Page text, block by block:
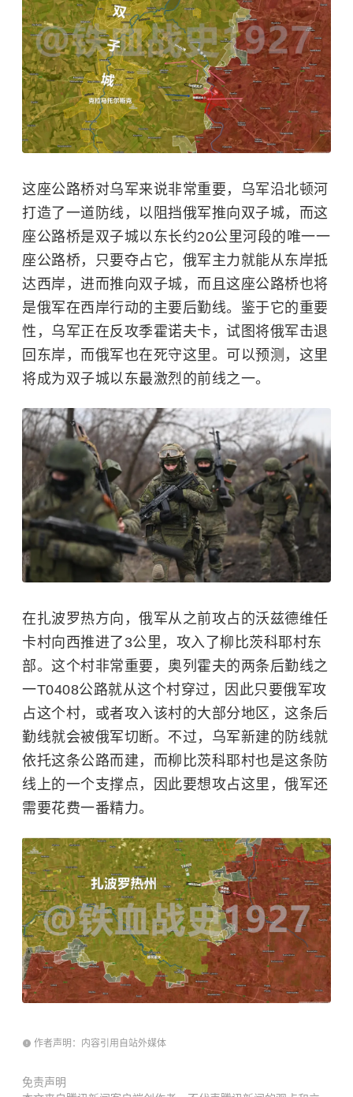
这座公路桥对乌军来说非常重要，乌军沿北顿河
打造了一道防线，以阻挡俄军推向双子城，而这
座公路桥是双子城以东长约20公里河段的唯一一
座公路桥，只要夺占它，俄军主力就能从东岸抵
达西岸，进而推向双子城，而且这座公路桥也将
是俄军在西岸行动的主要后勤线。鉴于它的重要
性，乌军正在反攻季霍诺夫卡，试图将俄军击退
回东岸，而俄军也在死守这里。可以预测，这里
将成为双子城以东最激烈的前线之一。
在扎波罗热方向，俄军从之前攻占的沃兹德维任
卡村向西推进了3公里，攻入了柳比茨科耶村东
部。这个村非常重要，奥列霍夫的两条后勤线之
一T0408公路就从这个村穿过，因此只要俄军攻
占这个村，或者攻入该村的大部分地区，这条后
勤线就会被俄军切断。不过，乌军新建的防线就
依托这条公路而建，而柳比茨科耶村也是这条防
线上的一个支撑点，因此要想攻占这里，俄军还
需要花费一番精力。
作者声明：内容引用自站外媒体
免责声明